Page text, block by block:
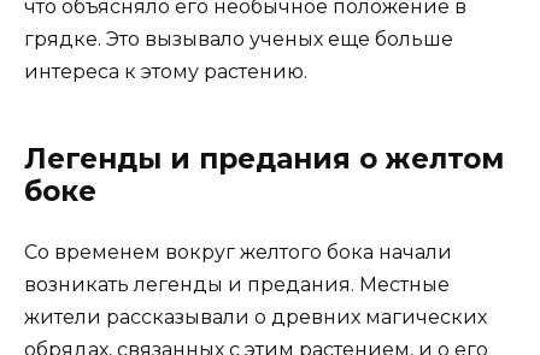
что объясняло его необычное положение в
грядке. Это вызывало ученых еще больше
интереса к этому растению.
Легенды и предания о желтом
боке
Со временем вокруг желтого бока начали
возникать легенды и предания. Местные
жители рассказывали о древних магических
обрядах, связанных с этим растением, и о его